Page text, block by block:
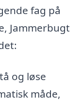
fag på
Jammerbugt
og løse
måde,